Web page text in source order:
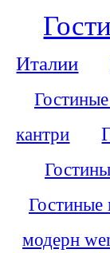
Италии
кантри
Гостиные
модерн